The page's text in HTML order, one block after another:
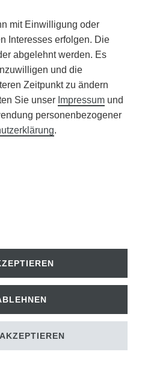
mit Einwilligung oder
Interesses erfolgen. Die
abgelehnt werden. Es
und die
Zeitpunkt zu ändern
Sie unser Impressum und
personenbezogener
.